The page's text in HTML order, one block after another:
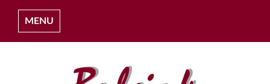
MENU